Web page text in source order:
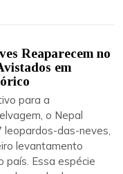
Reaparecem no
em
para a
o Nepal
leopardos-das-neves,
levantamento
país. Essa espécie